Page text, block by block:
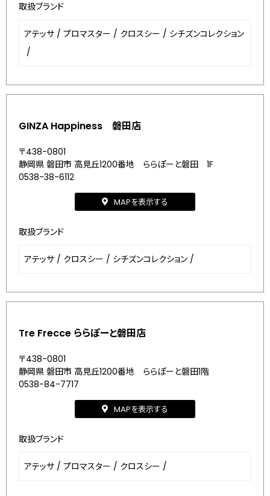
取扱ブランド
アテッサ / プロマスター / クロスシー / シチズンコレクション
/
GINZA Happiness 磐田店
〒438-0801
静岡県 磐田市 高見丘1200番地 ららぽーと磐田 1F
0538-38-6112
MAPを表示する
取扱ブランド
アテッサ / クロスシー / シチズンコレクション /
Tre Frecce ららぽーと磐田店
〒438-0801
静岡県 磐田市 高見丘1200番地 ららぽーと磐田1階
0538-84-7717
MAPを表示する
取扱ブランド
アテッサ / プロマスター / クロスシー /